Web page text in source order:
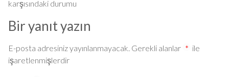
karşısındaki durumu
Bir yanıt yazın
E-posta adresiniz yayınlanmayacak. Gerekli alanlar * ile
işaretlenmişlerdir